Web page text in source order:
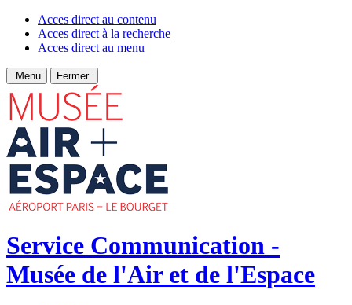
Acces direct au contenu
Acces direct à la recherche
Acces direct au menu
Menu Fermer
Service Communication -
Musée de l'Air et de l'Espace